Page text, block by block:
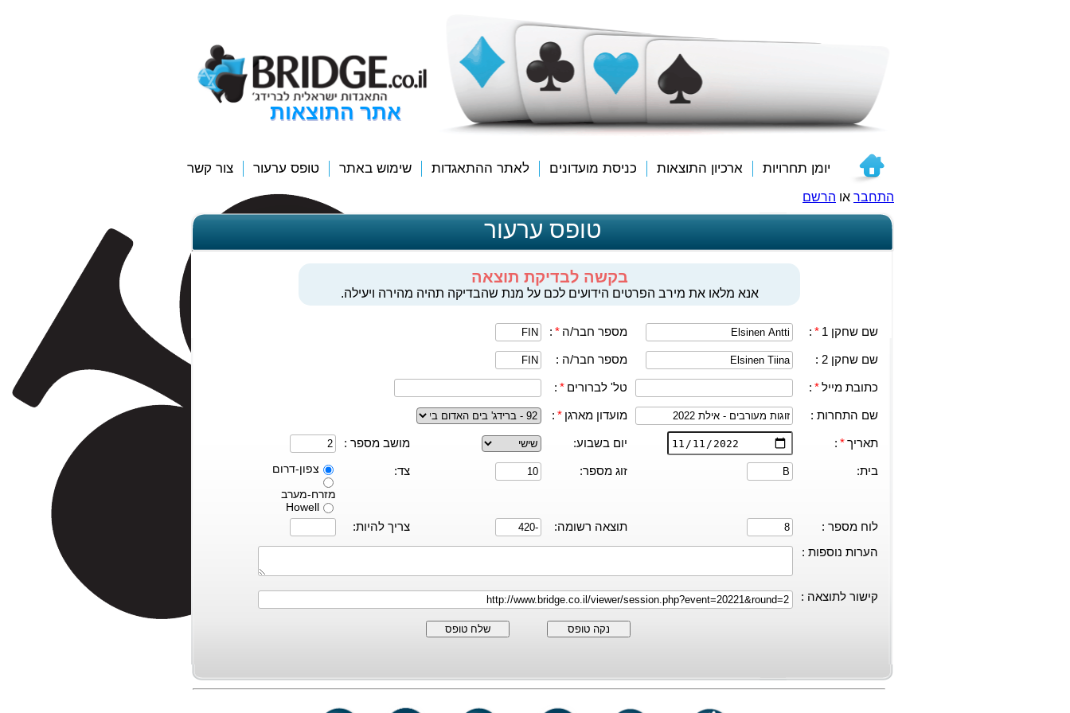
אתר התוצאות
יומן תחרויות ארכיון התוצאות כניסת מועדונים לאתר ההתאגדות שימוש באתר טופס ערעור צור קשר
התחבר או הרשם
טופס ערעור
בקשה לבדיקת תוצאה
אנא מלאו את מירב הפרטים הידועים לכם על מנת שהבדיקה תהיה מהירה ויעילה.
שם שחקן 1 *
: מספר חבר/ה *
:
שם שחקן 2 : מספר חבר/ה :
כתובת מייל*
: טל' לברורים *
:
שם התחרות : מועדון מארגן *
:
תאריך*
: יום בשבוע: מושב מספר :
בית: זוג מספר: צד:
צפון-דרום
מזרח-מערב
Howell
לוח מספר : תוצאה רשומה:
צריך להיות:
הערות נוספות :
קישור לתוצאה :
נקה טופס שלח טופס